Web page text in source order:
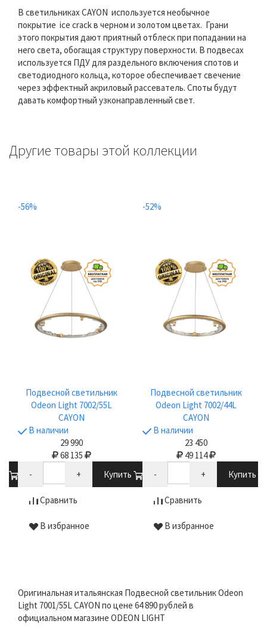
В светильниках CAYON используется необычное
покрытие ice crack в черном и золотом цветах. Грани
этого покрытия дают приятный отблеск при попадании на
него света, обогащая структуру поверхности. В подвесах
используется ПДУ для раздельного включения спотов и
светодиодного кольца, которое обеспечивает свечение
через эффектный акриловый рассеватель. Споты будут
давать комфортный узконаправленный свет.
Другие товары этой коллекции
-56%
Подвесной светильник
Odeon Light 7002/55L
CAYON
В наличии
29 990
68 135
-
+ Купить
Сравнить
В избранное
-52%
Подвесной светильник
Odeon Light 7002/44L
CAYON
В наличии
23 450
49 114
-
+ Купить
Сравнить
В избранное
Оригинальная итальянская Подвесной светильник Odeon
Light 7001/55L CAYON по цене 64 890 рублей в
официальном магазине ODEON LIGHT